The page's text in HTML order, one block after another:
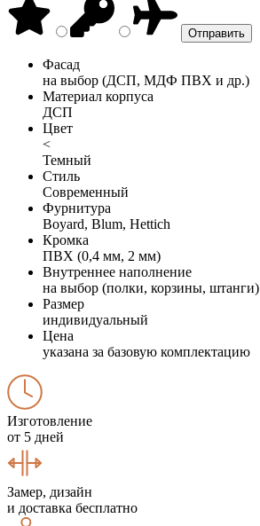
Фасад
на выбор (ДСП, МДФ ПВХ и др.)
Материал корпуса
ДСП
Цвет
<
Темный
Стиль
Современный
Фурнитура
Boyard, Blum, Hettich
Кромка
ПВХ (0,4 мм, 2 мм)
Внутреннее наполнение
на выбор (полки, корзины, штанги)
Размер
индивидуальный
Цена
указана за базовую комплектацию
Изготовление
от 5 дней
Замер, дизайн
и доставка бесплатно